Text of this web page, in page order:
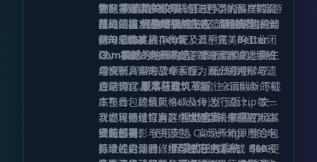
大地丰富了食材的质感与种类的多样性。
戎马生涯怪物增强：提升了敌对生物的智
能与威胁度。Tetra及其附属 /Better
Combat：带来深度定制的武器锻造系统
与流畅真实的战斗手感。 玩法指引
拥有高清精美纹理的自定义物品，丰富游
戏内涵。完整的机械生态：集成了机械动
力的全套扩展，构筑了近乎完美的工业闭
环。震撼的地理构造：重新调校的世界生
成机制，带来了令人叹为观止的地形与遗
迹结构。聚落与建筑革新：全面翻新的村
庄布局、建筑风格以及传送门设计，每一
次发现都是惊喜。视觉盛宴：预置了极其
适配的光影与资源包，实现开箱即用的电
影级视觉体验。沉浸式任务系统：500+
物，并对诸多原有机制进行了大幅度的魔
改。请摒弃固有的经验主义，准备迎接全
新的思维挑战！
下配置建议：
基础门槛： 5GB内存分配流畅推荐：
6GB - 8GB内存分配
注：本整合包已进行深度底层优化，旨在
确保长周期的流畅运行，我们将持续跟进
性能调优。
启动流程版本获取： 请前往 Github 下载
本整合包的最新 Release 发行版 zip 文件
（亦可通过官方群组或网盘镜像获取）。
安装部署： 使用支持 Curseforge 整合包
标准的启动器（推荐使用 PCL2 或 HMCL
我们将持续打磨这个世界，未来的更新路
线图包括：
持续性的漏洞修缮与稳定性提升。 引入更